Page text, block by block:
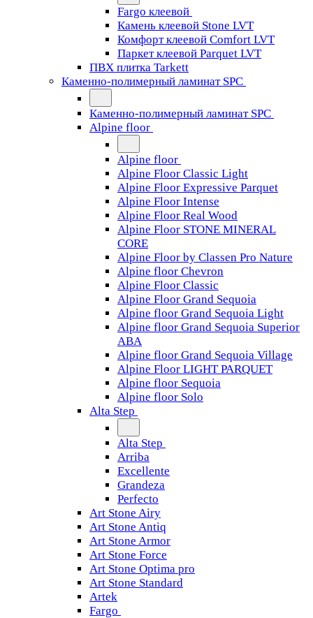
Fargo клеевой
Камень клеевой Stone LVT
Комфорт клеевой Comfort LVT
Паркет клеевой Parquet LVT
ПВХ плитка Tarkett
Каменно-полимерный ламинат SPC
Каменно-полимерный ламинат SPC
Alpine floor
Alpine floor
Alpine Floor Classic Light
Alpine Floor Expressive Parquet
Alpine Floor Intense
Alpine Floor Real Wood
Alpine Floor STONE MINERAL
CORE
Alpine Floor by Classen Pro Nature
Alpine floor Chevron
Alpine Floor Classic
Alpine Floor Grand Sequoia
Alpine floor Grand Sequoia Light
Alpine floor Grand Sequoia Superior
ABA
Alpine floor Grand Sequoia Village
Alpine Floor LIGHT PARQUET
Alpine floor Sequoia
Alpine floor Solo
Alta Step
Alta Step
Arriba
Excellente
Grandeza
Perfecto
Art Stone Airy
Art Stone Antiq
Art Stone Armor
Art Stone Force
Art Stone Optima pro
Art Stone Standard
Artek
Fargo